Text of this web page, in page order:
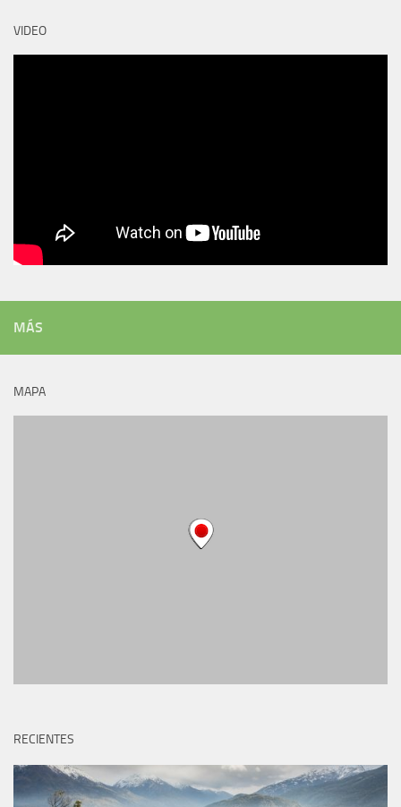
VIDEO
MÁS
MAPA
RECIENTES